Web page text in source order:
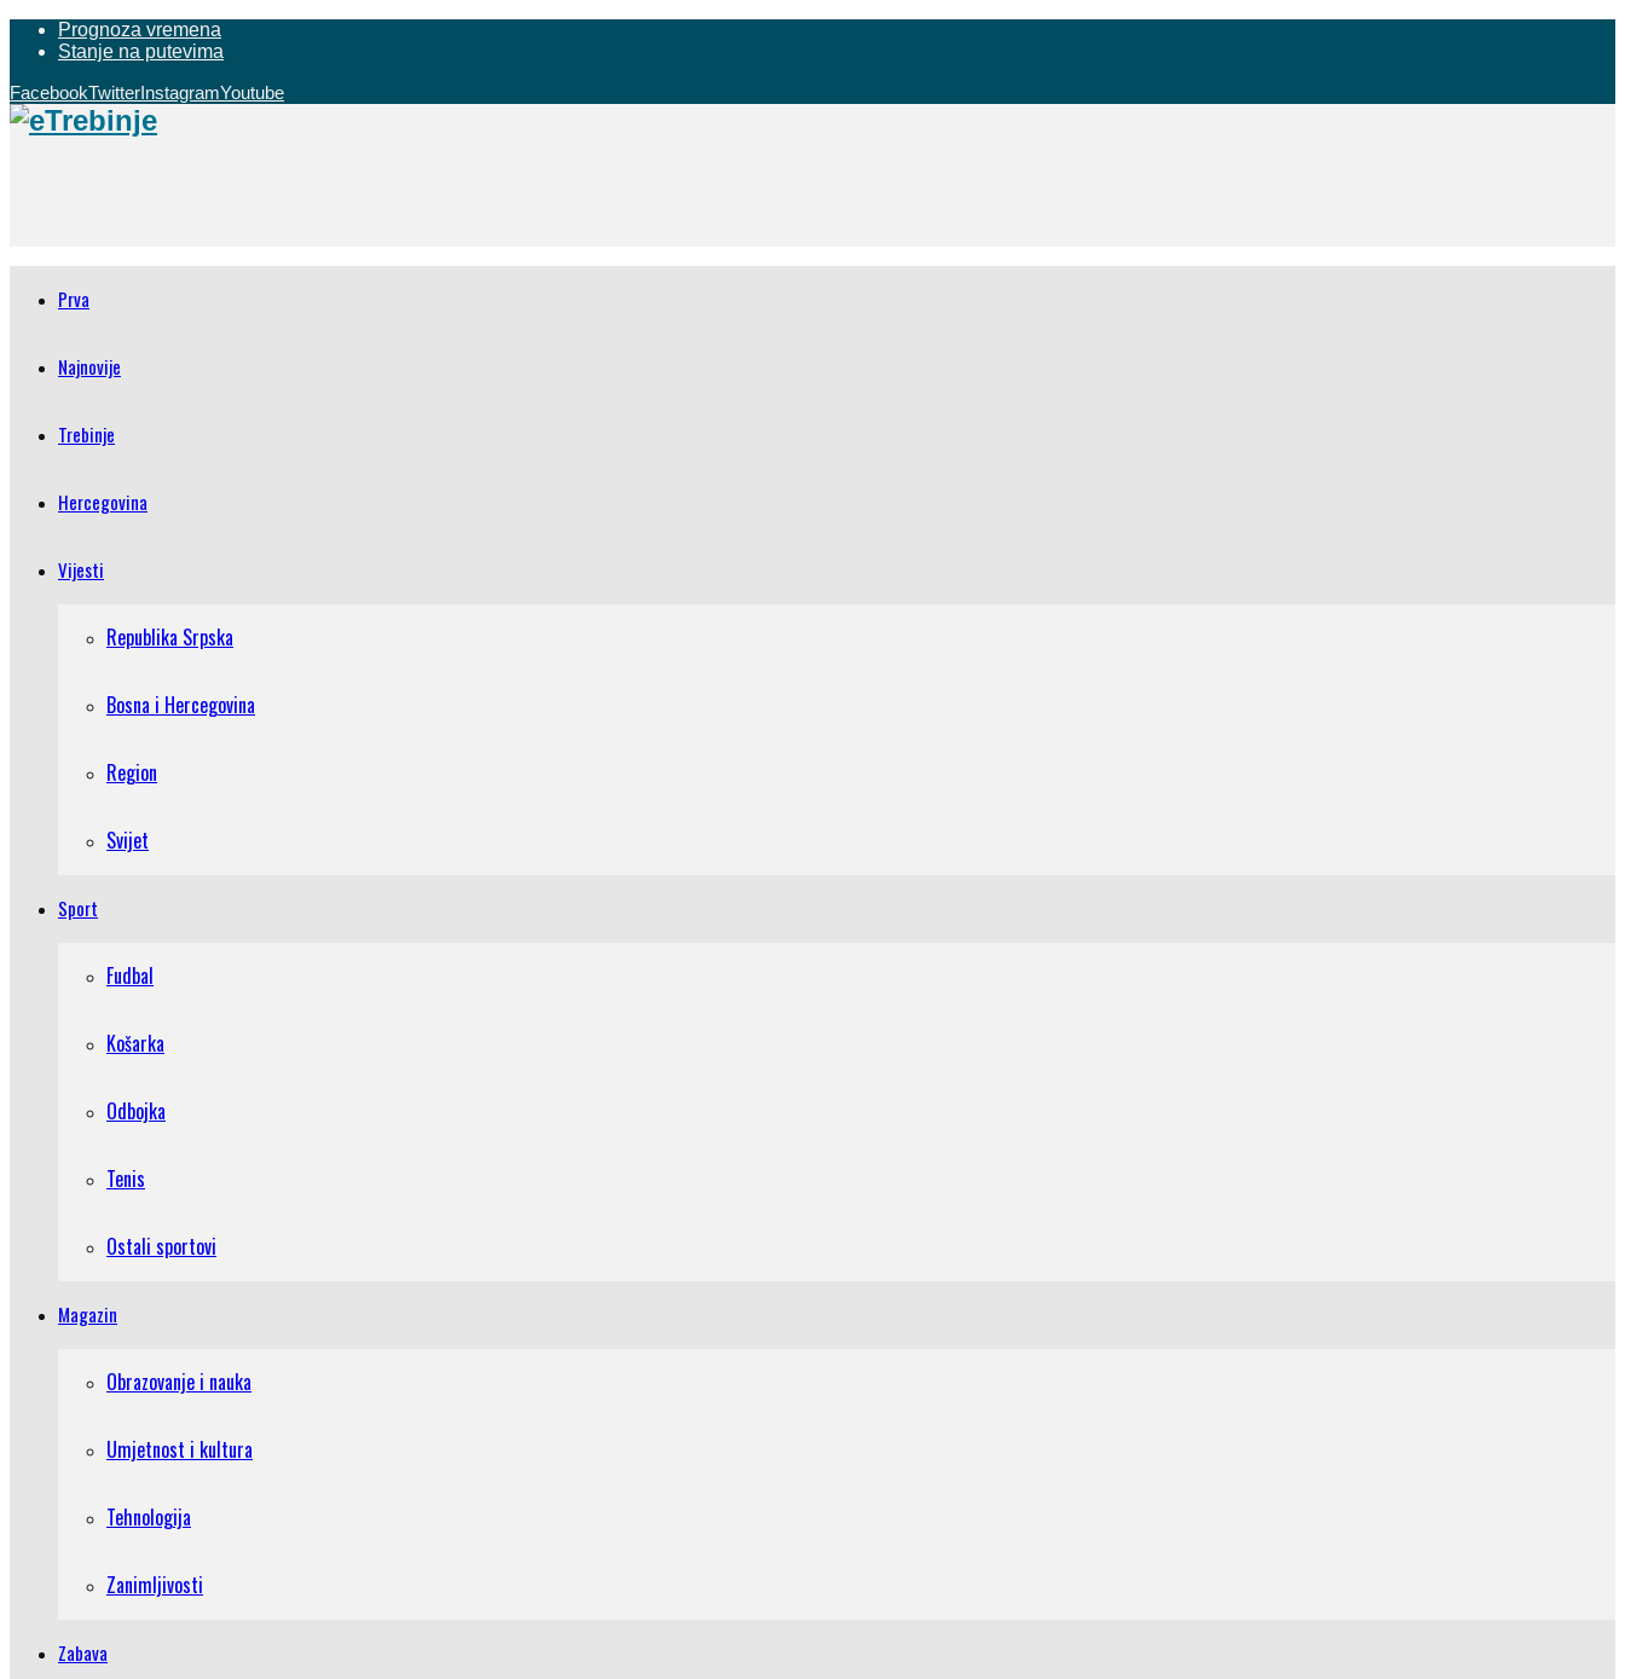
Prognoza vremena
Stanje na putevima
FacebookTwitterInstagramYoutube
Prva
Najnovije
Trebinje
Hercegovina
Vijesti
Republika Srpska
Bosna i Hercegovina
Region
Svijet
Sport
Fudbal
Košarka
Odbojka
Tenis
Ostali sportovi
Magazin
Obrazovanje i nauka
Umjetnost i kultura
Tehnologija
Zanimljivosti
Zabava